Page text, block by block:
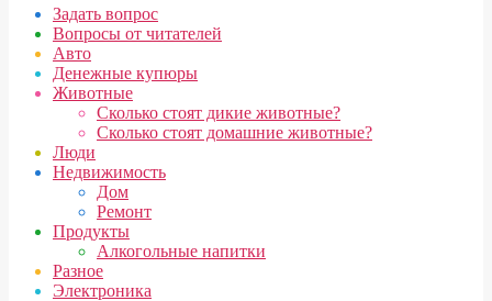
Задать вопрос
Вопросы от читателей
Авто
Денежные купюры
Животные
Сколько стоят дикие животные?
Сколько стоят домашние животные?
Люди
Недвижимость
Дом
Ремонт
Продукты
Алкогольные напитки
Разное
Электроника